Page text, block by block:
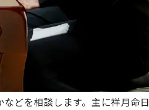
どを相談します。主に祥月命日